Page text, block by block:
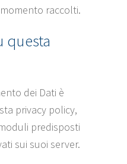
raccolti.
questa
dei Dati è
privacy policy,
predisposti
sui suoi server.